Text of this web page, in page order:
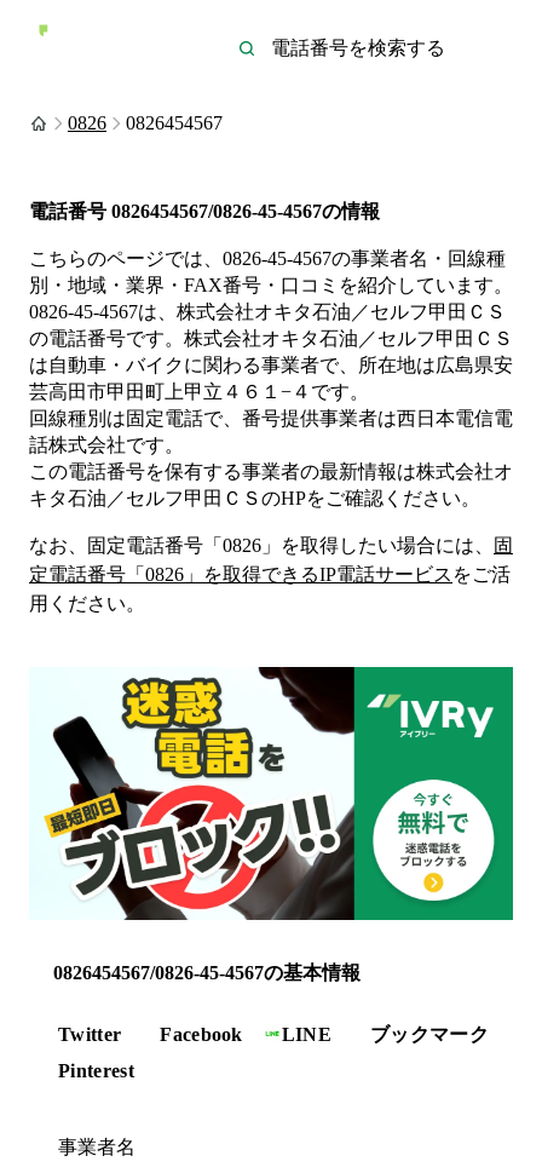
0826 0826454567
電話番号 0826454567/0826-45-4567の情報
こちらのページでは、 0826-45-4567の事業者名・回線種
別・地域・業界・FAX番号・口コミを紹介しています。
0826-45-4567は、 株式会社オキタ石油／セルフ甲田ＣＳ
の電話番号です。 株式会社オキタ石油／セルフ甲田ＣＳ
は自動車・バイクに関わる事業者で、所在地は広島県安
芸高田市甲田町上甲立４６１−４ です。
回線種別は固定電話で、番号提供事業者は西日本電信電
話株式会社です。
この電話番号を保有する事業者の最新情報は株式会社オ
キタ石油／セルフ甲田ＣＳのHPをご確認ください。
なお、固定電話番号「 0826 」を取得したい場合には、
固
定電話番号「 0826 」を取得できるIP電話サービス をご活
用ください。
0826454567/0826-45-4567の基本情報
Twitter Facebook LINE
ブックマーク
Pinterest
事業者名